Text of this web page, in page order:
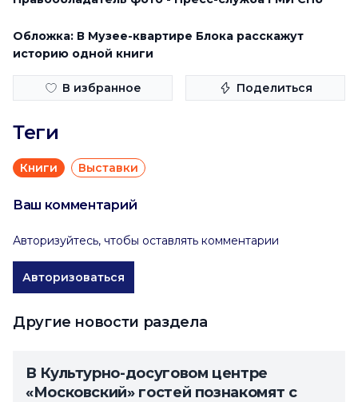
Обложка: В Музее-квартире Блока расскажут
историю одной книги
В избранное Поделиться
Теги
Книги Выставки
Ваш комментарий
Авторизуйтесь, чтобы оставлять комментарии
Авторизоваться
Другие новости раздела
В Культурно-досуговом центре
«Московский» гостей познакомят с